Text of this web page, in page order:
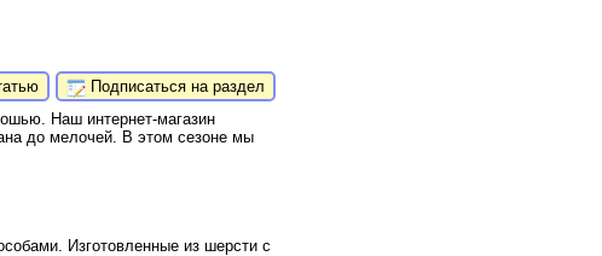
Подписаться на раздел
Наш интернет-магазин
до мелочей. В этом сезоне мы
Изготовленные из шерсти с